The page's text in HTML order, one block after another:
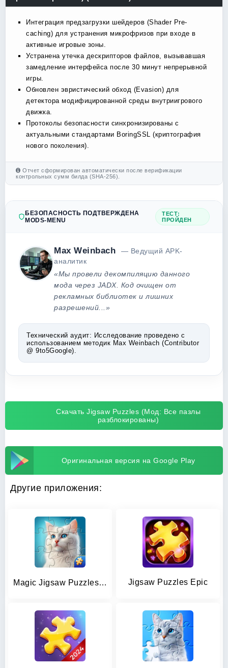
Интеграция предзагрузки шейдеров (Shader Pre-
caching) для устранения микрофризов при входе в
активные игровые зоны.
Устранена утечка дескрипторов файлов, вызывавшая
замедление интерфейса после 30 минут непрерывной
игры.
Обновлен эвристический обход (Evasion) для
детектора модифицированной среды внутриигрового
движка.
Протоколы безопасности синхронизированы с
актуальными стандартами BoringSSL (криптография
нового поколения).
Отчет сформирован автоматически после верификации
контрольных сумм билда (SHA-256).
БЕЗОПАСНОСТЬ ПОДТВЕРЖДЕНА
MODS-MENU
ТЕСТ:
ПРОЙДЕН
Max Weinbach
— Ведущий APK-
аналитик
«Мы провели декомпиляцию данного
мода через JADX. Код очищен от
рекламных библиотек и лишних
разрешений...»
Технический аудит: Исследование проведено с
использованием методик Max Weinbach (Contributor
@ 9to5Google).
Скачать Jigsaw Puzzles (Мод: Все пазлы
разблокированы)
Оригинальная версия на Google Play
Другие приложения:
Magic Jigsaw Puzzles－Games HD Jigsaw Puzzles Epic